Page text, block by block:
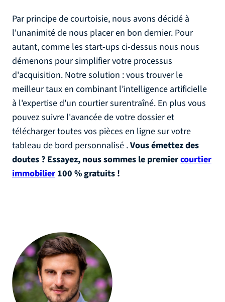
Par principe de courtoisie, nous avons décidé à
l'unanimité de nous placer en bon dernier. Pour
autant, comme les start-ups ci-dessus nous nous
démenons pour simplifier votre processus
d'acquisition. Notre solution : vous trouver le
meilleur taux en combinant l’intelligence artificielle
à l'expertise d'un courtier surentraîné. En plus vous
pouvez suivre l'avancée de votre dossier et
télécharger toutes vos pièces en ligne sur votre
tableau de bord personnalisé .Vous émettezdes
doutes ? Essayez, nous sommes le premiercourtier
immobilier 100 % gratuits !